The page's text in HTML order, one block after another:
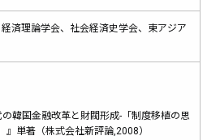
済理論学会、社会経済史学会、東アジア
の韓国金融改革と財閥形成-「制度移植の思
』単著（株式会社新評論,2008）